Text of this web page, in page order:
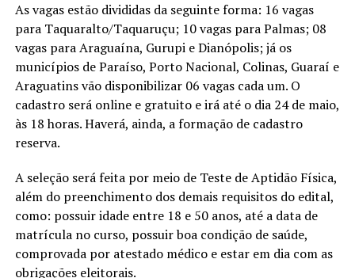
As vagas estão divididas da seguinte forma: 16 vagas
para Taquaralto/Taquaruçu; 10 vagas para Palmas; 08
vagas para Araguaína, Gurupi e Dianópolis; já os
municípios de Paraíso, Porto Nacional, Colinas, Guaraí e
Araguatins vão disponibilizar 06 vagas cada um. O
cadastro será online e gratuito e irá até o dia 24 de maio,
às 18 horas. Haverá, ainda, a formação de cadastro
reserva.
A seleção será feita por meio de Teste de Aptidão Física,
além do preenchimento dos demais requisitos do edital,
como: possuir idade entre 18 e 50 anos, até a data de
matrícula no curso, possuir boa condição de saúde,
comprovada por atestado médico e estar em dia com as
obrigações eleitorais.